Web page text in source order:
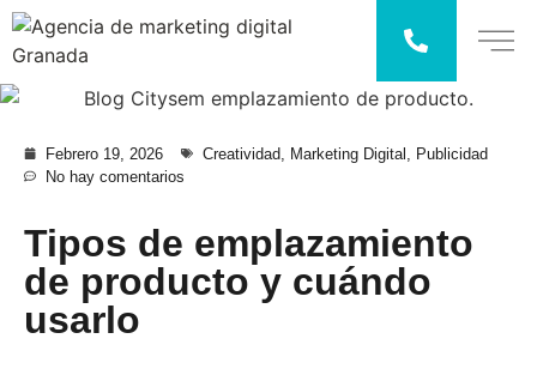
Febrero 19, 2026 Creatividad Marketing Digital
Publicidad
No hay comentarios
Tipos de emplazamiento
de producto y cuándo
usarlo